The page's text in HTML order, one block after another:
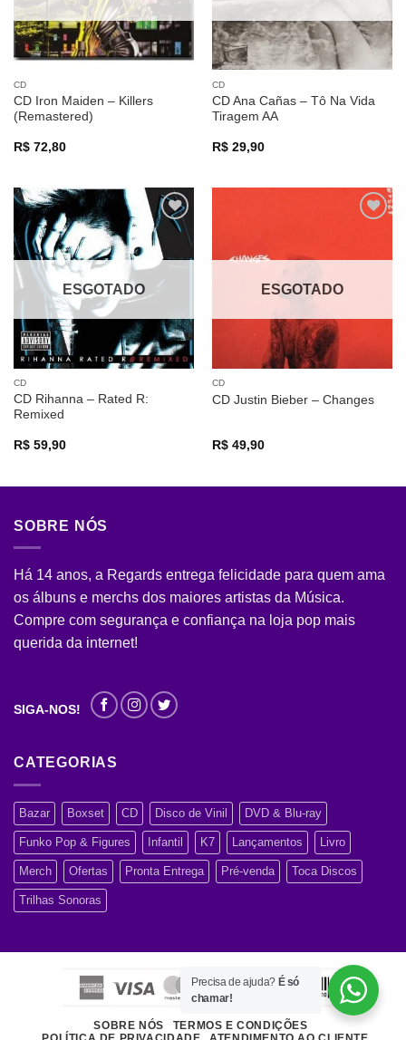
CD
CD Iron Maiden – Killers
(Remastered)
R$72,80
CD
CD Ana Cañas – Tô Na Vida
Tiragem AA
R$29,90
Adicionar
a lista de
desejos
ESGOTADO
CD
CD Rihanna – Rated R:
Remixed
R$59,90
ESGOTADO
CD
CD Justin Bieber – Changes
R$49,90
SOBRE NÓS
Há 14 anos, a Regards entrega felicidade para quem ama
os álbuns e merchs dos maiores artistas da Música.
Compre com segurança e confiança na loja pop mais
querida da internet!
SIGA-NOS!
CATEGORIAS
Bazar Boxset CD Disco de Vinil DVD & Blu-ray
Funko Pop & Figures Infantil K7 Lançamentos Livro
Merch Ofertas Pronta Entrega Pré-venda Toca Discos
Trilhas Sonoras
SOBRE NÓS
TERMOS E CONDIÇÕES
Precisa de ajuda? É só
chamar!